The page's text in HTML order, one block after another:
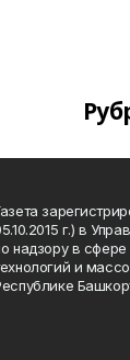
г.) в
надзору в
и